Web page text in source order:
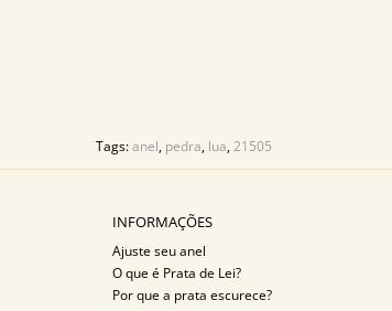
Tags:anel, pedra, lua,21505
INFORMAÇÕES
Ajuste seu anel
O que é Prata de Lei?
Por que a prata escurece?